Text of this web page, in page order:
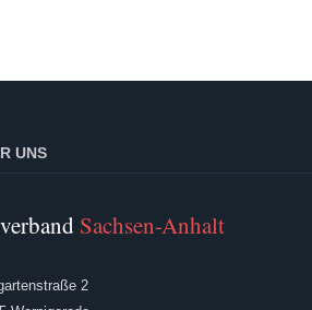
UNS
Sachsen-Anhalt
2